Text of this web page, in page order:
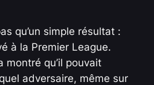
qu’un simple résultat :
à la Premier League.
montré qu’il pouvait
adversaire, même sur